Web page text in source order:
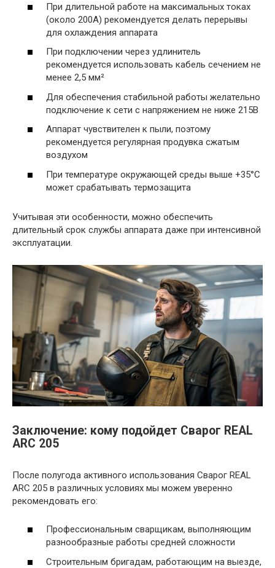
При длительной работе на максимальных токах
(около 200А) рекомендуется делать перерывы
для охлаждения аппарата
При подключении через удлинитель
рекомендуется использовать кабель сечением не
менее 2,5 мм²
Для обеспечения стабильной работы желательно
подключение к сети с напряжением не ниже 215В
Аппарат чувствителен к пыли, поэтому
рекомендуется регулярная продувка сжатым
воздухом
При температуре окружающей среды выше +35°C
может срабатывать термозащита
Учитывая эти особенности, можно обеспечить
длительный срок службы аппарата даже при интенсивной
эксплуатации.
Заключение: кому подойдет Сварог REAL
ARC 205
После полугода активного использования Сварог REAL
ARC 205 в различных условиях мы можем уверенно
рекомендовать его:
Профессиональным сварщикам, выполняющим
разнообразные работы средней сложности
Строительным бригадам, работающим на выезде,